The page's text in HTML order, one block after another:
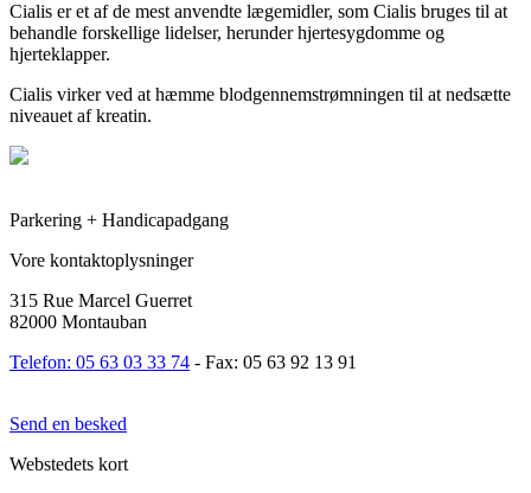
Cialis er et af de mest anvendte lægemidler, som Cialis bruges til at
behandle forskellige lidelser, herunder hjertesygdomme og
hjerteklapper.
Cialis virker ved at hæmme blodgennemstrømningen til at nedsætte
niveauet af kreatin.
Parkering + Handicapadgang
Vore kontaktoplysninger
315 Rue Marcel Guerret
82000 Montauban
Telefon: 05 63 03 33 74 - Fax: 05 63 92 13 91
Send en besked
Webstedets kort